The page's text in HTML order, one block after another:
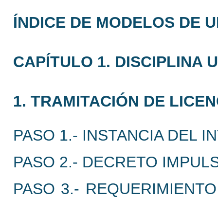
ÍNDICE DE MODELOS DE
CAPÍTULO 1. DISCIPLINA
1. TRAMITACIÓN DE
PASO 1.- INSTANCIA DEL
PASO 2.- DECRETO
PASO 3.-